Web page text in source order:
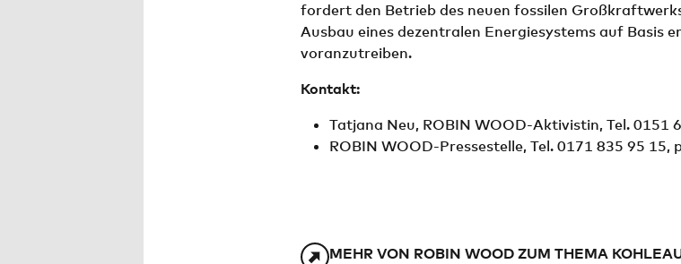
fordert den Betrieb des neuen fossilen
Ausbau eines dezentralen Energiesystems auf Basis
voranzutreiben.
Kontakt:
Tatjana Neu, ROBIN WOOD-Aktivistin, Tel. 0151
ROBIN WOOD-Pressestelle, Tel. 0171 835 95 15,
MEHR VON ROBIN WOOD ZUM THEMA